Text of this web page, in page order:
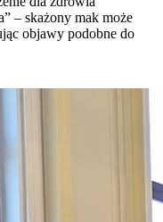
– skażony mak może
objawy podobne do